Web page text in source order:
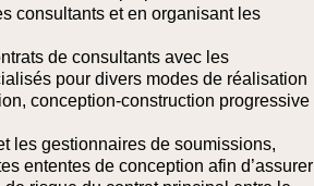
consultants et en organisant les
de consultants avec les
pour divers modes de réalisation
conception-construction progressive
les gestionnaires de soumissions,
ententes de conception afin d’assurer